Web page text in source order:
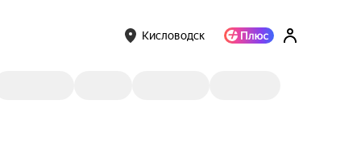
Кисловодск